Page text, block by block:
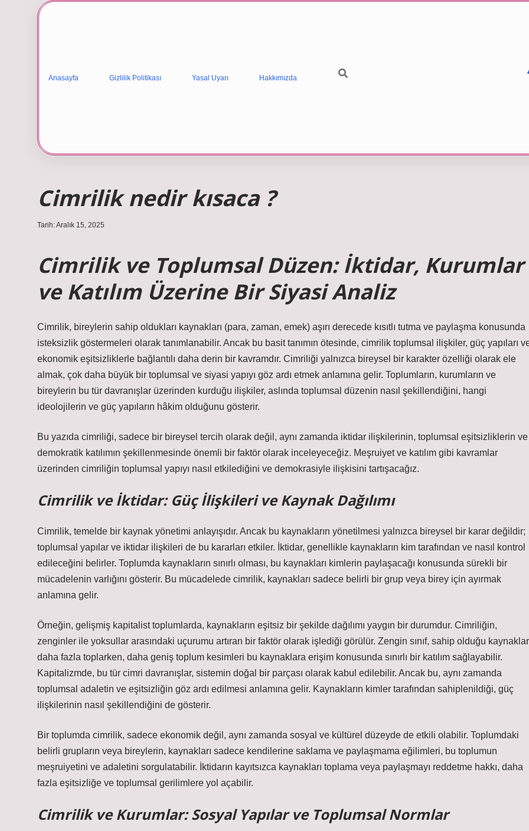
Anasayfa Gizlilik Politikası Yasal Uyarı Hakkımızda
Cimrilik nedir kısaca ?
Tarih: Aralık 15, 2025
Cimrilik ve Toplumsal Düzen: İktidar, Kurumlar
ve Katılım Üzerine Bir Siyasi Analiz
Cimrilik, bireylerin sahip oldukları kaynakları (para, zaman, emek) aşırı derecede kısıtlı tutma ve paylaşma konusunda
isteksizlik göstermeleri olarak tanımlanabilir. Ancak bu basit tanımın ötesinde, cimrilik toplumsal ilişkiler, güç yapıları
ekonomik eşitsizliklerle bağlantılı daha derin bir kavramdır. Cimriliği yalnızca bireysel bir karakter özelliği olarak ele
almak, çok daha büyük bir toplumsal ve siyasi yapıyı göz ardı etmek anlamına gelir. Toplumların, kurumların ve
bireylerin bu tür davranışlar üzerinden kurduğu ilişkiler, aslında toplumsal düzenin nasıl şekillendiğini, hangi
ideolojilerin ve güç yapıların hâkim olduğunu gösterir.
Bu yazıda cimriliği, sadece bir bireysel tercih olarak değil, aynı zamanda iktidar ilişkilerinin, toplumsal eşitsizliklerin ve
demokratik katılımın şekillenmesinde önemli bir faktör olarak inceleyeceğiz. Meşruiyet ve katılım gibi kavramlar
üzerinden cimriliğin toplumsal yapıyı nasıl etkilediğini ve demokrasiyle ilişkisini tartışacağız.
Cimrilik ve İktidar: Güç İlişkileri ve Kaynak Dağılımı
Cimrilik, temelde bir kaynak yönetimi anlayışıdır. Ancak bu kaynakların yönetilmesi yalnızca bireysel bir karar değildir;
toplumsal yapılar ve iktidar ilişkileri de bu kararları etkiler. İktidar, genellikle kaynakların kim tarafından ve nasıl kontrol
edileceğini belirler. Toplumda kaynakların sınırlı olması, bu kaynakları kimlerin paylaşacağı konusunda sürekli bir
mücadelenin varlığını gösterir. Bu mücadelede cimrilik, kaynakları sadece belirli bir grup veya birey için ayırmak
anlamına gelir.
Örneğin, gelişmiş kapitalist toplumlarda, kaynakların eşitsiz bir şekilde dağılımı yaygın bir durumdur. Cimriliğin,
zenginler ile yoksullar arasındaki uçurumu artıran bir faktör olarak işlediği görülür. Zengin sınıf, sahip olduğu
daha fazla toplarken, daha geniş toplum kesimleri bu kaynaklara erişim konusunda sınırlı bir katılım sağlayabilir.
Kapitalizmde, bu tür cimri davranışlar, sistemin doğal bir parçası olarak kabul edilebilir. Ancak bu, aynı zamanda
toplumsal adaletin ve eşitsizliğin göz ardı edilmesi anlamına gelir. Kaynakların kimler tarafından sahiplenildiği, güç
ilişkilerinin nasıl şekillendiğini de gösterir.
Bir toplumda cimrilik, sadece ekonomik değil, aynı zamanda sosyal ve kültürel düzeyde de etkili olabilir. Toplumdaki
belirli grupların veya bireylerin, kaynakları sadece kendilerine saklama ve paylaşmama eğilimleri, bu toplumun
meşruiyetini ve adaletini sorgulatabilir. İktidarın kayıtsızca kaynakları toplama veya paylaşmayı reddetme hakkı, daha
fazla eşitsizliğe ve toplumsal gerilimlere yol açabilir.
Cimrilik ve Kurumlar: Sosyal Yapılar ve Toplumsal Normlar